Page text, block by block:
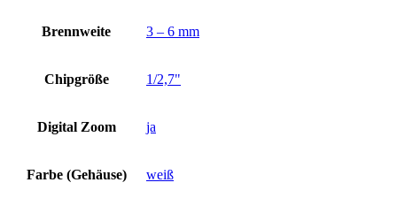
Brennweite 3 – 6 mm
Chipgröße 1/2,7"
Digital Zoom ja
Farbe (Gehäuse) weiß